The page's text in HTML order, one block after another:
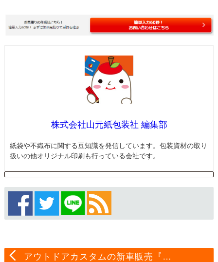
株式会社山元紙包装社 編集部
紙袋や不織布に関する豆知識を発信しています。包装資材の取り
扱いの他オリジナル印刷も行っている会社です。
アウトドアカスタムの新車販売『…